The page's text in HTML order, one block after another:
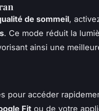
de sommeil,
. Ce mode réduit la
ainsi une
pour accéder
Fit ou de votre